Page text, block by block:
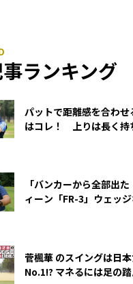
ランキング
パットで距離感を合わ
はコレ！ 上りは長く持
「バンカーから全部出
ィーン「FR-3」ウェッ
菅楓華 のスイングは日
No.1!? マネるには足